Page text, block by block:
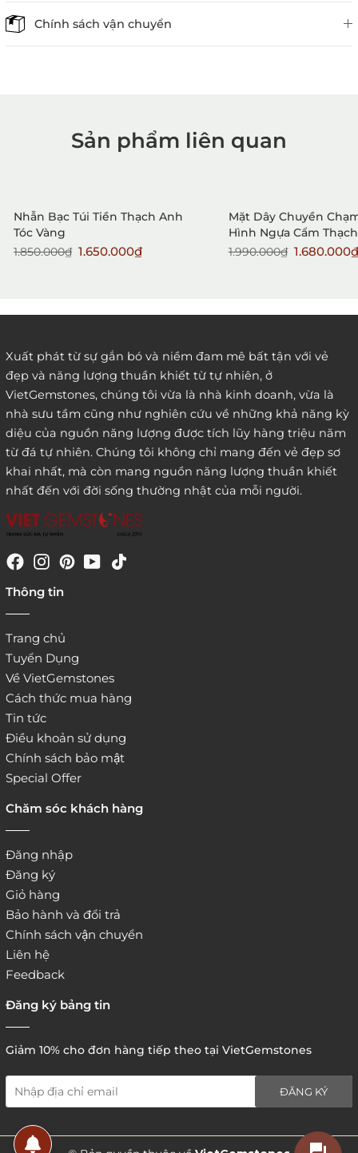
Chính sách vận chuyển
1. Mua hàng trực tiếp tại VietGemstones
3. Đặt hàng thông quaemail hay chat trực tiếp với
chúng tôi:
website:
5. Hình thức thanh toán
Sản phẩm liên quan
Nhẫn Bạc Túi Tiền Thạch Anh
Tóc Vàng
1.850.000₫ 1.650.000₫
Mặt Dây Chuyền
Hình Ngựa Cẩm
1.990.000₫ 1.680.000₫
Xuất phát từ sự gắn bó và niềm đam mê bất tận với vẻ
đẹp và năng lượng thuần khiết từ tự nhiên, ở
VietGemstones, chúng tôi vừa là nhà kinh doanh, vừa là
nhà sưu tầm cũng như nghiên cứu về những khả năng kỳ
diệu của nguồn năng lượng được tích lũy hàng triệu năm
từ đá tự nhiên. Chúng tôi không chỉ mang đến vẻ đẹp sơ
khai nhất, mà còn mang nguồn năng lượng thuần khiết
nhất đến với đời sống thường nhật của mỗi người.
Thông tin
Trang chủ
Tuyển Dụng
Về VietGemstones
Cách thức mua hàng
Tin tức
Điều khoản sử dụng
Chính sách bảo mật
Special Offer
Chăm sóc khách hàng
Đăng nhập
Đăng ký
Giỏ hàng
Bảo hành và đổi trả
Chính sách vận chuyển
Liên hệ
Feedback
Đăng ký bảng tin
Giảm 10% cho đơn hàng tiếp theo tại VietGemstones
ĐĂNG KÝ